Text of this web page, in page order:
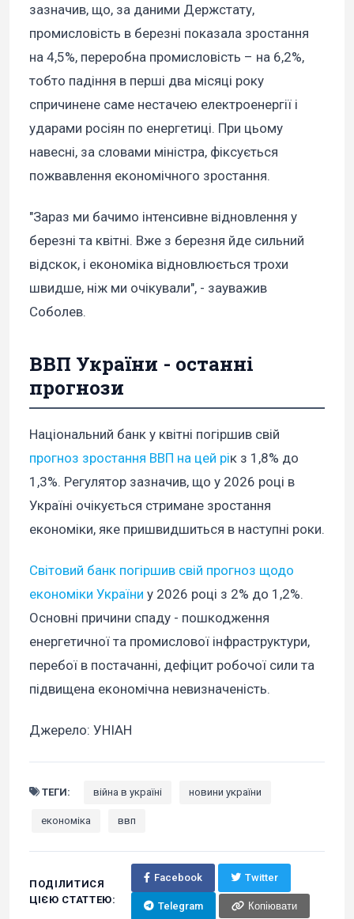
зазначив, що, за даними Держстату,
промисловість в березні показала зростання
на 4,5%, переробна промисловість – на 6,2%,
тобто падіння в перші два місяці року
спричинене саме нестачею електроенергії і
ударами росіян по енергетиці. При цьому
навесні, за словами міністра, фіксується
пожвавлення економічного зростання.
"Зараз ми бачимо інтенсивне відновлення у
березні та квітні. Вже з березня йде сильний
відскок, і економіка відновлюється трохи
швидше, ніж ми очікували", - зауважив
Соболев.
ВВП України - останні
прогнози
Національний банк у квітні погіршив свій
прогноз зростання ВВП на цей рік з 1,8% до
1,3%. Регулятор зазначив, що у 2026 році в
Україні очікується стримане зростання
економіки, яке пришвидшиться в наступні роки.
Світовий банк погіршив свій прогноз щодо
економіки України у 2026 році з 2% до 1,2%.
Основні причини спаду - пошкодження
енергетичної та промислової інфраструктури,
перебої в постачанні, дефіцит робочої сили та
підвищена економічна невизначеність.
Джерело: УНІАН
ТЕГИ: війна в україні новини україни
економіка ввп
ПОДІЛИТИСЯ
ЦІЄЮ СТАТТЕЮ:
Facebook Twitter
Telegram Копіювати